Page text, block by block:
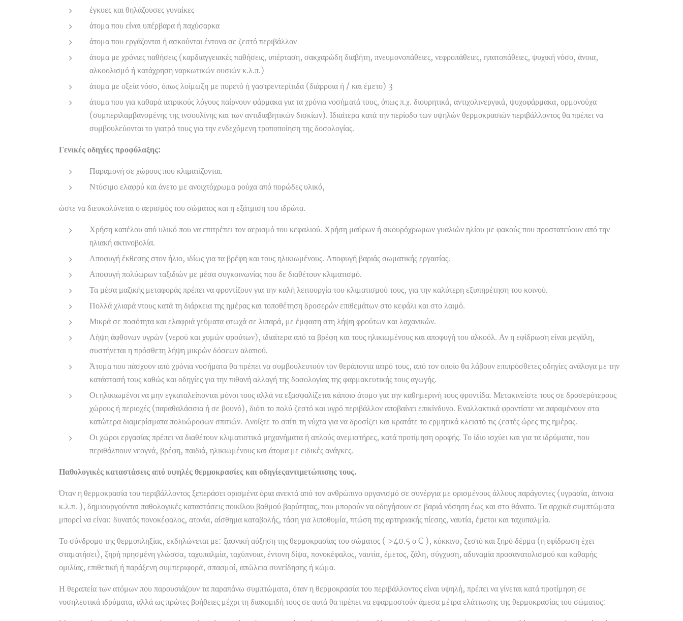
έγκυες και θηλάζουσες γυναίκες
άτομα που είναι υπέρβαρα ή παχύσαρκα
άτομα που εργάζονται ή ασκούνται έντονα σε ζεστό περιβάλλον
άτομα με χρόνιες παθήσεις (καρδιαγγειακές παθήσεις, υπέρταση, σακχαρώδη διαβήτη, πνευμονοπάθειες, νεφροπάθειες, ηπατοπάθειες, ψυχική νόσο, άνοια,
αλκοολισμό ή κατάχρηση ναρκωτικών ουσιών κ.λ.π.)
άτομα με οξεία νόσο, όπως λοίμωξη με πυρετό ή γαστρεντερίτιδα (διάρροια ή / και έμετο) 3
άτομα που για καθαρά ιατρικούς λόγους παίρνουν φάρμακα για τα χρόνια νοσήματά τους, όπως π.χ. διουρητικά, αντιχολινεργικά, ψυχοφάρμακα, ορμονούχα
(συμπεριλαμβανομένης της ινσουλίνης και των αντιδιαβητικών δισκίων). Ιδιαίτερα κατά την περίοδο των υψηλών θερμοκρασιών περιβάλλοντος θα πρέπει να
συμβουλεύονται το γιατρό τους για την ενδεχόμενη τροποποίηση της δοσολογίας.
Γενικές οδηγίες προφύλαξης:
Παραμονή σε χώρους που κλιματίζονται.
Ντύσιμο ελαφρύ και άνετο με ανοιχτόχρωμα ρούχα από πορώδες υλικό,
ώστε να διευκολύνεται ο αερισμός του σώματος και η εξάτμιση του ιδρώτα.
Χρήση καπέλου από υλικό που να επιτρέπει τον αερισμό του κεφαλιού. Χρήση μαύρων ή σκουρόχρωμων γυαλιών ηλίου με φακούς που προστατεύουν από την
ηλιακή ακτινοβολία.
Αποφυγή έκθεσης στον ήλιο, ιδίως για τα βρέφη και τους ηλικιωμένους. Αποφυγή βαριάς σωματικής εργασίας.
Αποφυγή πολύωρων ταξιδιών με μέσα συγκοινωνίας που δε διαθέτουν κλιματισμό.
Τα μέσα μαζικής μεταφοράς πρέπει να φροντίζουν για την καλή λειτουργία του κλιματισμού τους, για την καλύτερη εξυπηρέτηση του κοινού.
Πολλά χλιαρά ντους κατά τη διάρκεια της ημέρας και τοποθέτηση δροσερών επιθεμάτων στο κεφάλι και στο λαιμό.
Μικρά σε ποσότητα και ελαφριά γεύματα φτωχά σε λιπαρά, με έμφαση στη λήψη φρούτων και λαχανικών.
Λήψη άφθονων υγρών (νερού και χυμών φρούτων), ιδιαίτερα από τα βρέφη και τους ηλικιωμένους και αποφυγή του αλκοόλ. Αν η εφίδρωση είναι μεγάλη,
συστήνεται η πρόσθετη λήψη μικρών δόσεων αλατιού.
Άτομα που πάσχουν από χρόνια νοσήματα θα πρέπει να συμβουλευτούν τον θεράποντα ιατρό τους, από τον οποίο θα λάβουν επιπρόσθετες οδηγίες ανάλογα με την
κατάστασή τους καθώς και οδηγίες για την πιθανή αλλαγή της δοσολογίας της φαρμακευτικής τους αγωγής.
Οι ηλικιωμένοι να μην εγκαταλείπονται μόνοι τους αλλά να εξασφαλίζεται κάποιο άτομο για την καθημερινή τους φροντίδα. Μετακινείστε τους σε δροσερότερους
χώρους ή περιοχές (παραθαλάσσια ή σε βουνό), διότι το πολύ ζεστό και υγρό περιβάλλον αποβαίνει επικίνδυνο. Εναλλακτικά φροντίστε να παραμένουν στα
κατώτερα διαμερίσματα πολυώροφων σπιτιών. Ανοίξτε το σπίτι τη νύχτα για να δροσίζει και κρατάτε το ερμητικά κλειστό τις ζεστές ώρες της ημέρας.
Οι χώροι εργασίας πρέπει να διαθέτουν κλιματιστικά μηχανήματα ή απλούς ανεμιστήρες, κατά προτίμηση οροφής. Το ίδιο ισχύει και για τα ιδρύματα, που
περιθάλπουν νεογνά, βρέφη, παιδιά, ηλικιωμένους και άτομα με ειδικές ανάγκες.
Παθολογικές καταστάσεις από υψηλές θερμοκρασίες και οδηγίεςαντιμετώπισης τους.
Όταν η θερμοκρασία του περιβάλλοντος ξεπεράσει ορισμένα όρια ανεκτά από τον ανθρώπινο οργανισμό σε συνέργια με ορισμένους άλλους παράγοντες (υγρασία, άπνοια
κ.λ.π. ), δημιουργούνται παθολογικές καταστάσεις ποικίλου βαθμού βαρύτητας, που μπορούν να οδηγήσουν σε βαριά νόσηση έως και στο θάνατο. Τα αρχικά συμπτώματα
μπορεί να είναι: δυνατός πονοκέφαλος, ατονία, αίσθημα καταβολής, τάση για λιποθυμία, πτώση της αρτηριακής πίεσης, ναυτία, έμετοι και ταχυπαλμία.
Το σύνδρομο της θερμοπληξίας, εκδηλώνεται με: ξαφνική αύξηση της θερμοκρασίας του σώματος ( >40.5 ο C ), κόκκινο, ζεστό και ξηρό δέρμα (η εφίδρωση έχει
σταματήσει), ξηρή πρησμένη γλώσσα, ταχυπαλμία, ταχύπνοια, έντονη δίψα, πονοκέφαλος, ναυτία, έμετος, ζάλη, σύγχυση, αδυναμία προσανατολισμού και καθαρής
ομιλίας, επιθετική ή παράξενη συμπεριφορά, σπασμοί, απώλεια συνείδησης ή κώμα.
Η θεραπεία των ατόμων που παρουσιάζουν τα παραπάνω συμπτώματα, όταν η θερμοκρασία του περιβάλλοντος είναι υψηλή, πρέπει να γίνεται κατά προτίμηση σε
νοσηλευτικά ιδρύματα, αλλά ως πρώτες βοήθειες μέχρι τη διακομιδή τους σε αυτά θα πρέπει να εφαρμοστούν άμεσα μέτρα ελάττωσης της θερμοκρασίας του σώματος: